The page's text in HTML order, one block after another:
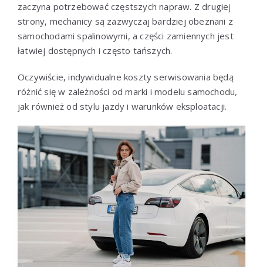
zaczyna potrzebować częstszych napraw. Z drugiej
strony, mechanicy są zazwyczaj bardziej obeznani z
samochodami spalinowymi, a części zamiennych jest
łatwiej dostępnych i często tańszych.
Oczywiście, indywidualne koszty serwisowania będą
różnić się w zależności od marki i modelu samochodu,
jak również od stylu jazdy i warunków eksploatacji.